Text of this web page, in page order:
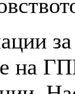
за
на